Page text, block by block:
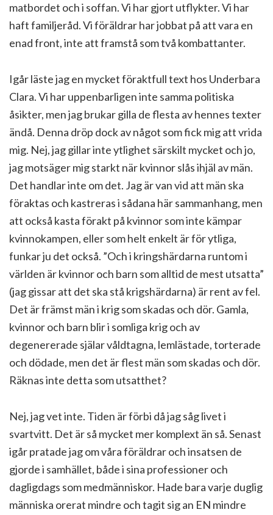
matbordet och i soffan. Vi har gjort utflykter. Vi har
haft familjeråd. Vi föräldrar har jobbat på att vara en
enad front, inte att framstå som två kombattanter.
Igår läste jag en mycket föraktfull text hos Underbara
Clara. Vi har uppenbarligen inte samma politiska
åsikter, men jag brukar gilla de flesta av hennes texter
ändå. Denna dröp dock av något som fick mig att vrida
mig. Nej, jag gillar inte ytlighet särskilt mycket och jo,
jag motsäger mig starkt när kvinnor slås ihjäl av män.
Det handlar inte om det. Jag är van vid att män ska
föraktas och kastreras i sådana här sammanhang, men
att också kasta förakt på kvinnor som inte kämpar
kvinnokampen, eller som helt enkelt är för ytliga,
funkar ju det också. ”Och i kringshärdarna runtom i
världen är kvinnor och barn som alltid de mest utsatta”
(jag gissar att det ska stå krigshärdarna) är rent av fel.
Det är främst män i krig som skadas och dör. Gamla,
kvinnor och barn blir i somliga krig och av
degenererade själar våldtagna, lemlästade, torterade
och dödade, men det är flest män som skadas och dör.
Räknas inte detta som utsatthet?
Nej, jag vet inte. Tiden är förbi då jag såg livet i
svartvitt. Det är så mycket mer komplext än så. Senast
igår pratade jag om våra föräldrar och insatsen de
gjorde i samhället, både i sina professioner och
dagligdags som medmänniskor. Hade bara varje duglig
människa orerat mindre och tagit sig an EN mindre